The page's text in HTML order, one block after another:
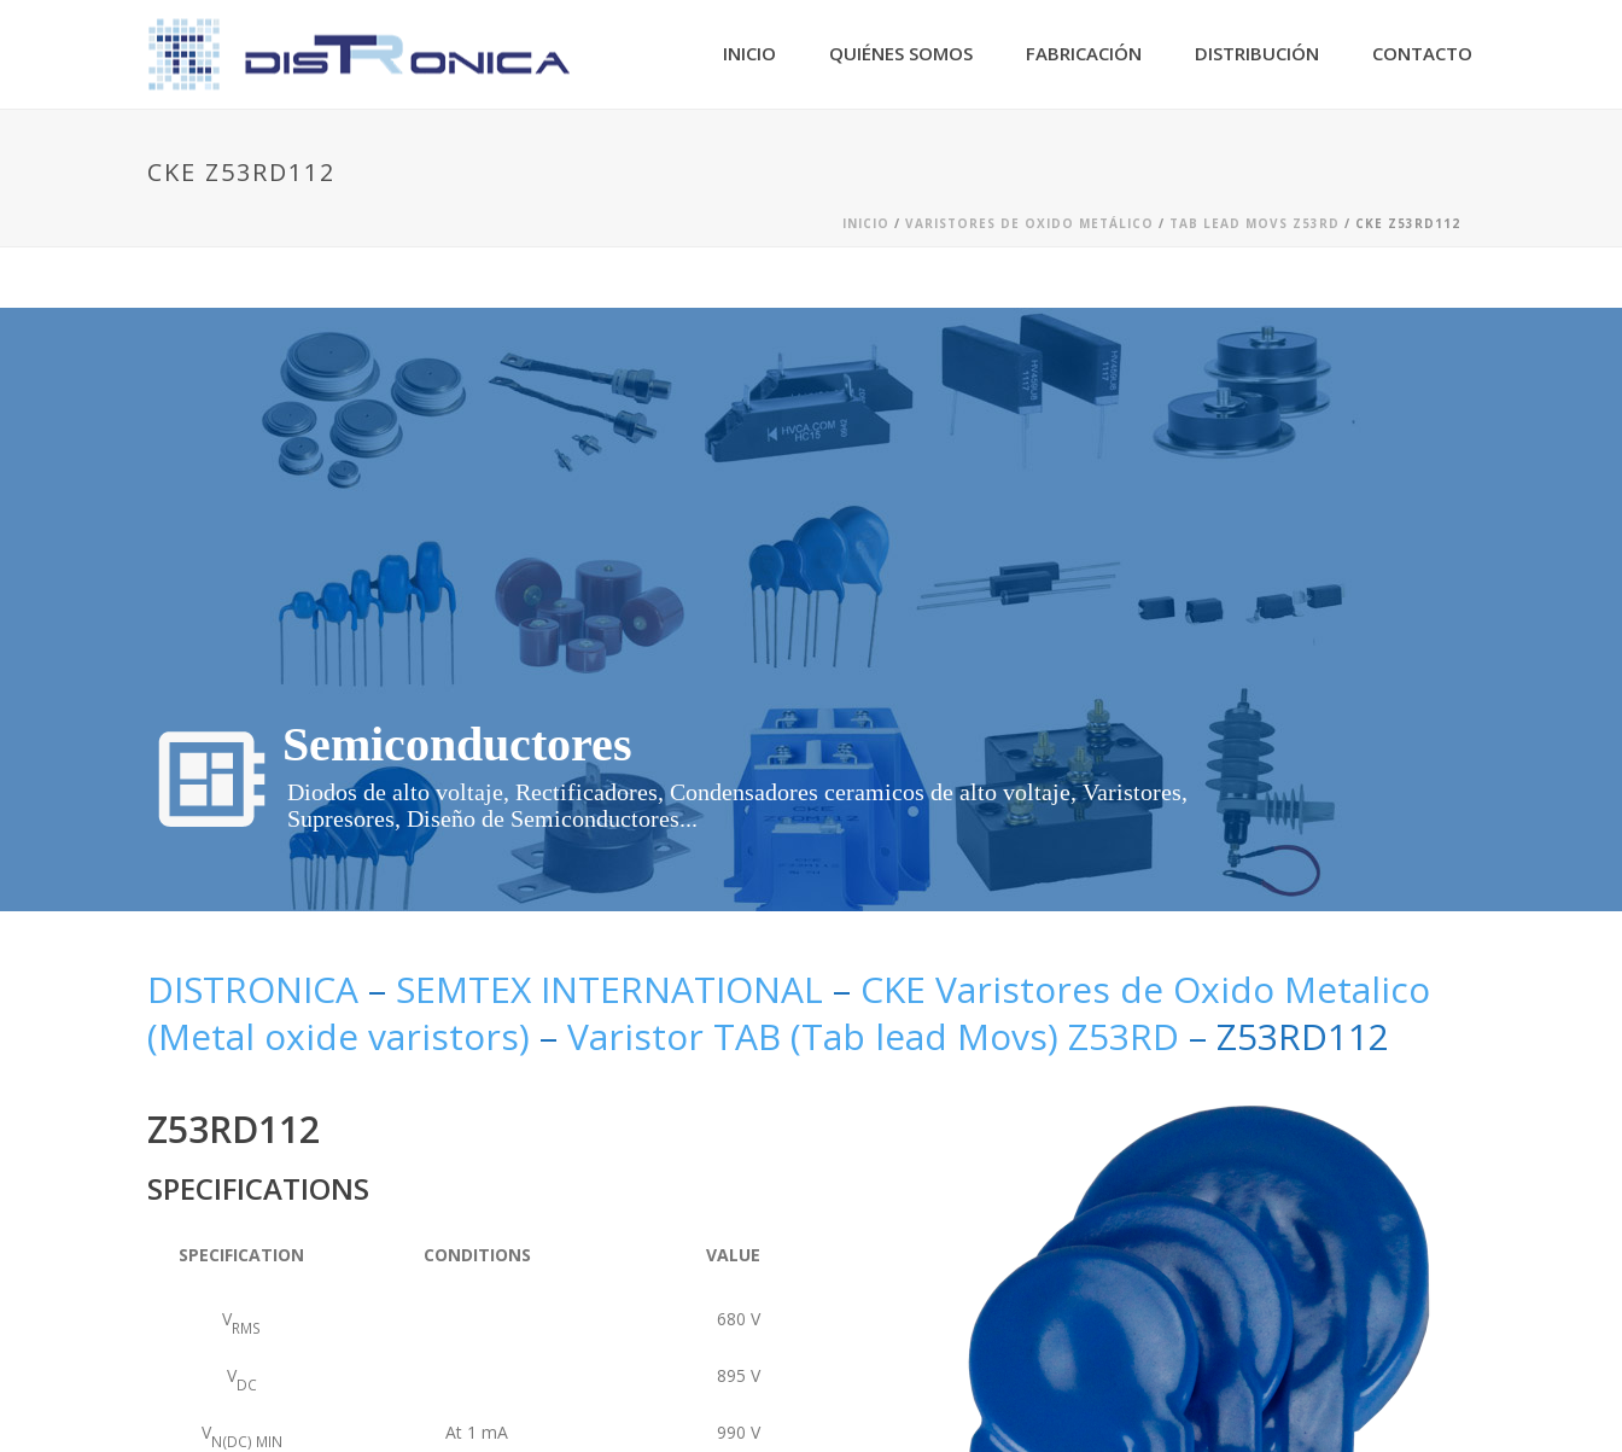
INICIO QUIÉNES SOMOS FABRICACIÓN DISTRIBUCIÓN CONTACTO
CKE Z53RD112
INICIO / VARISTORES DE OXIDO METÁLICO / TAB LEAD MOVS Z53RD / CKE Z53RD112
Semiconductores
Diodos de alto voltaje, Rectificadores, Condensadores ceramicos de alto voltaje, Varistores,
Supresores, Diseño de Semiconductores...
DISTRONICA – SEMTEX INTERNATIONAL – CKE Varistores de Oxido Metalico
(Metal oxide varistors) – Varistor TAB (Tab lead Movs) Z53RD – Z53RD112
Z53RD112
SPECIFICATIONS
SPECIFICATION CONDITIONS VALUE
VRMS 680 V
VDC 895 V
VN(DC) MIN At 1 mA 990 V